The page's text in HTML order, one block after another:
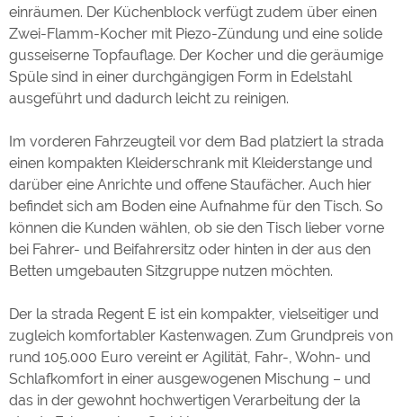
einräumen. Der Küchenblock verfügt zudem über einen
Zwei-Flamm-Kocher mit Piezo-Zündung und eine solide
gusseiserne Topfauflage. Der Kocher und die geräumige
Spüle sind in einer durchgängigen Form in Edelstahl
ausgeführt und dadurch leicht zu reinigen.
Im vorderen Fahrzeugteil vor dem Bad platziert la strada
einen kompakten Kleiderschrank mit Kleiderstange und
darüber eine Anrichte und offene Staufächer. Auch hier
befindet sich am Boden eine Aufnahme für den Tisch. So
können die Kunden wählen, ob sie den Tisch lieber vorne
bei Fahrer- und Beifahrersitz oder hinten in der aus den
Betten umgebauten Sitzgruppe nutzen möchten.
Der la strada Regent E ist ein kompakter, vielseitiger und
zugleich komfortabler Kastenwagen. Zum Grundpreis von
rund 105.000 Euro vereint er Agilität, Fahr-, Wohn- und
Schlafkomfort in einer ausgewogenen Mischung – und
das in der gewohnt hochwertigen Verarbeitung der la